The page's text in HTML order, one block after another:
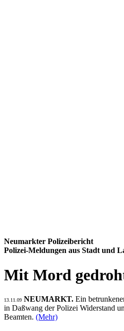
Neumarkter Polizeibericht
Polizei-Meldungen aus Stadt und
Mit Mord
13.11.09 NEUMARKT. Ein
in Daßwang der Polizei Widerstand
Beamten. (Mehr)